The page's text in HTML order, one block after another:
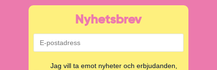
Nyhetsbrev
Jag vill ta emot nyheter och erbjudanden,